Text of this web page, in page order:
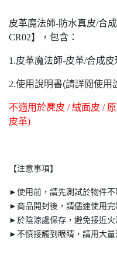
皮革魔法師-防水真皮/合
CR02】，包含：
1.皮革魔法師-皮革/合成皮
2.使用說明書(請詳閱使用
不適用於麂皮 / 絨面皮 /
皮革)
【注意事項】
►使用前，請先測試於物件不
►商品開封後，請儘速使用完
►於陰涼處保存，避免接近火
►不慎接觸到眼睛，請用大量